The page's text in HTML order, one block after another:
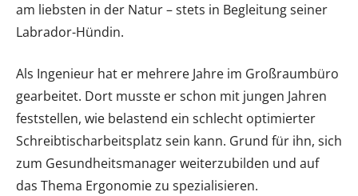
am liebsten in der Natur – stets in Begleitung seiner
Labrador-Hündin.
Als Ingenieur hat er mehrere Jahre im Großraumbüro
gearbeitet. Dort musste er schon mit jungen Jahren
feststellen, wie belastend ein schlecht optimierter
Schreibtischarbeitsplatz sein kann. Grund für ihn, sich
zum Gesundheitsmanager weiterzubilden und auf
das Thema Ergonomie zu spezialisieren.